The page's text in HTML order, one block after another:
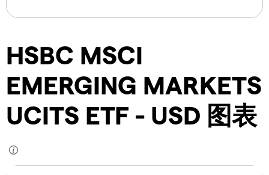
HSBC MSCI
EMERGING MARKETS
UCITS ETF - USD 图表